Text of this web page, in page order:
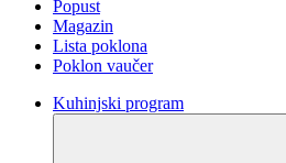
Popust
Magazin
Lista poklona
Poklon vaučer
Kuhinjski program